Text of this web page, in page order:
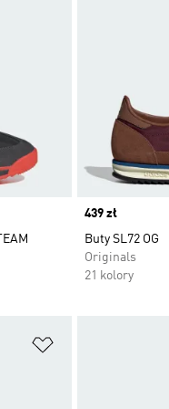
Price
439 zł
Buty SL72 OG
Originals
21 kolory